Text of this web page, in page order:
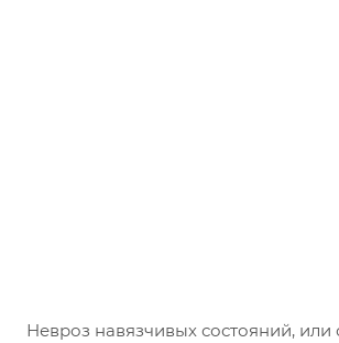
Невроз навязчивых состояний, или